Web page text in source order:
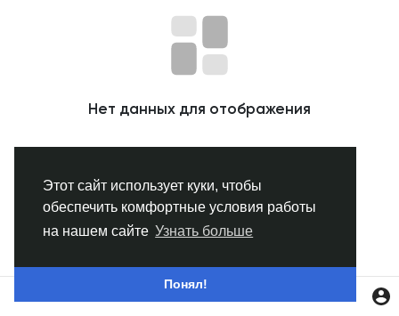
Этот сайт использует куки, чтобы
обеспечить комфортные условия работы
на нашем сайте Узнать больше
Понял!
Популярные посты
Найти сообщения
Нет данных для отображения